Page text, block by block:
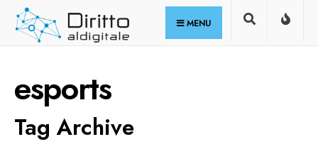
Skip
MENU
esports
Tag Archive